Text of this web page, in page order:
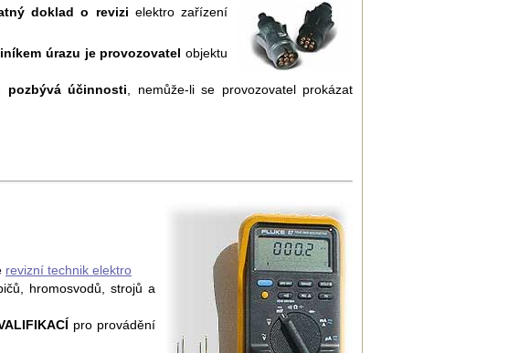
doklad o revizi elektro zařízení
úrazu je provozovatel objektu
pozbývá účinnosti , nemůže-li se provozovatel prokázat
revizní technik elektro
hromosvodů, strojů a
pro provádění